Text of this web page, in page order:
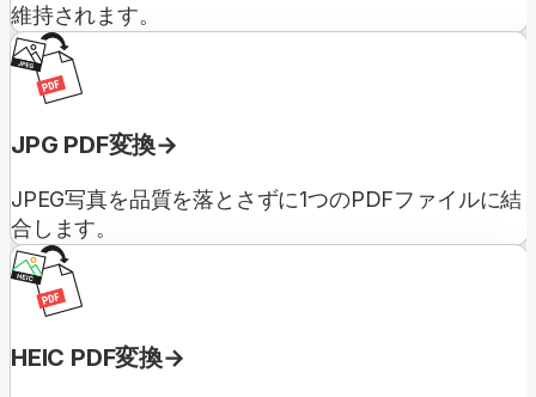
維持されます。
JPG PDF変換
JPEG写真を品質を落とさずに1つのPDFファイルに結
合します。
HEIC PDF変換